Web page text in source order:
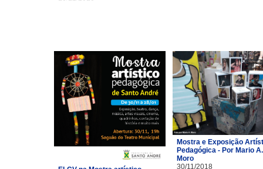
Mostra e Exposição
Pedagógica - Por Mario A.
Moro
30/11/2018